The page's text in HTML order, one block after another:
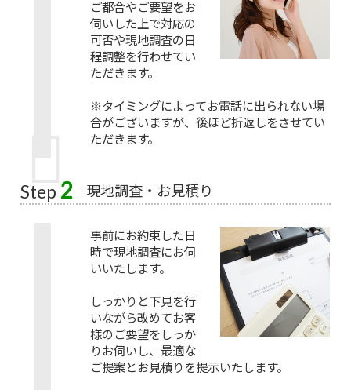
ご都合やご要望をお
伺いした上で対応の
可否や現地調査の日
程調整を行わせてい
ただきます。
※タイミングによってお電話に出られない場
合がございますが、後ほど折返しをさせてい
ただきます。
Step 2 現地調査・お見積り
事前にお約束した日
時で現地調査にお伺
いいたします。
しっかりと下見を行
いながら改めてお客
様のご要望をしっか
りお伺いし、最適な
ご提案とお見積りを提示いたします。